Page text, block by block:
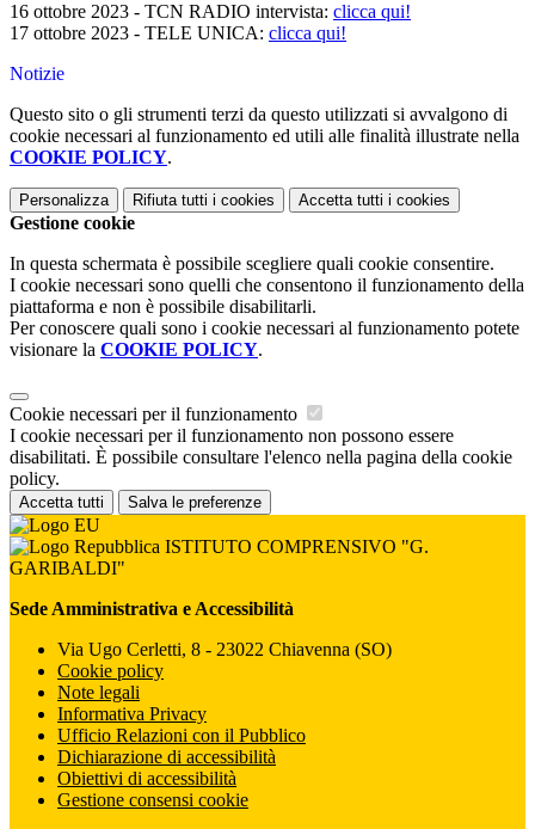
16 ottobre 2023 - TCN RADIO intervista: clicca qui!
17 ottobre 2023 - TELE UNICA: clicca qui!
Notizie
Questo sito o gli strumenti terzi da questo utilizzati si avvalgono di
cookie necessari al funzionamento ed utili alle finalità illustrate nella
COOKIE POLICY.
Personalizza Rifiuta tutti i cookies Accetta tutti i cookies
Gestione cookie
In questa schermata è possibile scegliere quali cookie consentire.
I cookie necessari sono quelli che consentono il funzionamento della
piattaforma e non è possibile disabilitarli.
Per conoscere quali sono i cookie necessari al funzionamento potete
visionare la COOKIE POLICY.
Cookie necessari per il funzionamento
I cookie necessari per il funzionamento non possono essere
disabilitati. È possibile consultare l'elenco nella pagina della cookie
policy.
Accetta tutti Salva le preferenze
ISTITUTO COMPRENSIVO "G.
GARIBALDI"
Sede Amministrativa e Accessibilità
Via Ugo Cerletti, 8 - 23022 Chiavenna (SO)
Cookie policy
Note legali
Informativa Privacy
Ufficio Relazioni con il Pubblico
Dichiarazione di accessibilità
Obiettivi di accessibilità
Gestione consensi cookie